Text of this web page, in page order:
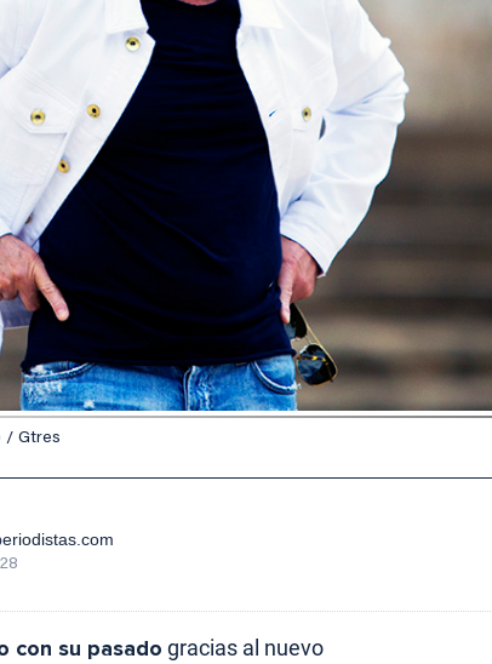
/ Gtres
con su pasado gracias al nuevo